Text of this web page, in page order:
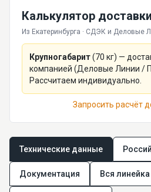
Калькулятор доставки
Из Екатеринбурга · СДЭК и Деловые
Крупногабарит(70 кг) —
компанией (Деловые Линии /
Рассчитаем индивидуально.
Запросить расчёт
Технические данные
Документация Вся линейка